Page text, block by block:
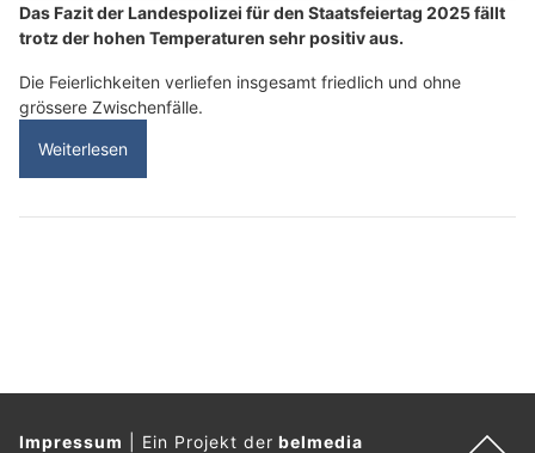
Das Fazit der Landespolizei für den Staatsfeiertag 2025 fällt
trotz der hohen Temperaturen sehr positiv aus.
Die Feierlichkeiten verliefen insgesamt friedlich und ohne
grössere Zwischenfälle.
Weiterlesen
Impressum Ein Projekt derbelmedia